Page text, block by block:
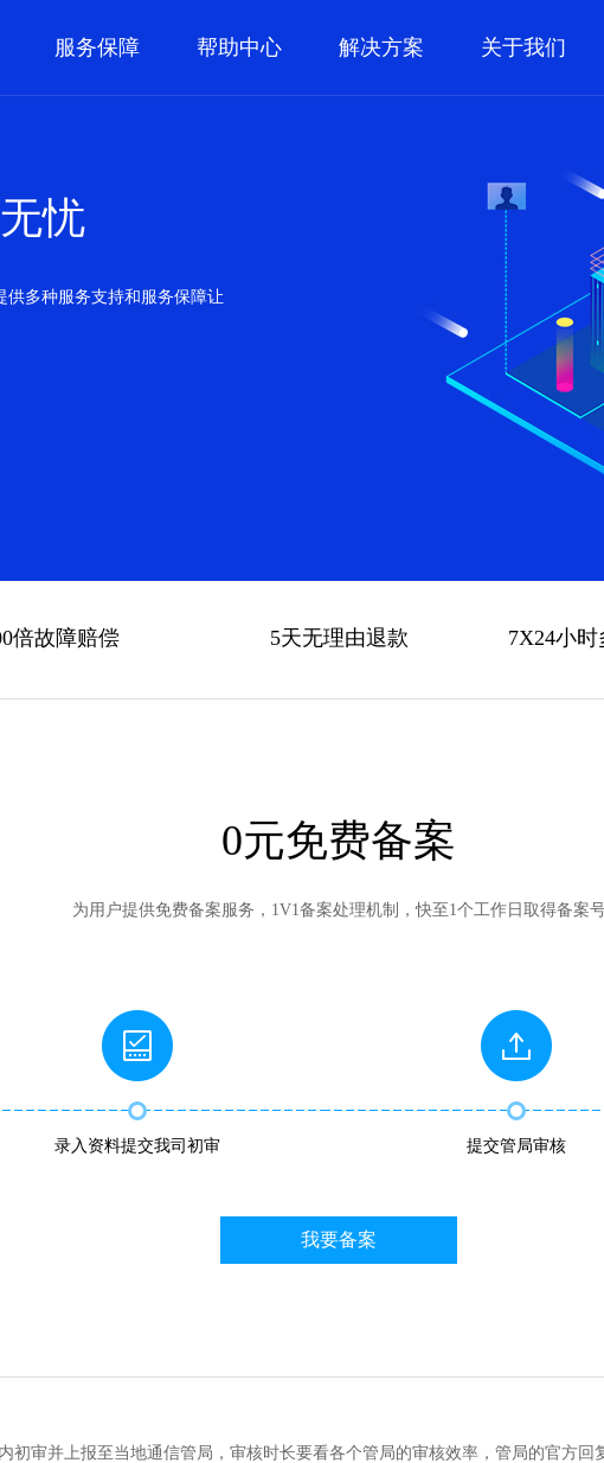
服务保障 帮助中心 解决方案 关于我们
忧
供多种服务支持和服务保障让
倍故障赔偿 5天无理由退款 7X24小
0元免费备案
为用户提供免费备案服务，1V1备案处理机制，快至1个工作日取得备案
录入资料提交我司初审 提交管局审核
我要备案
初审并上报至当地通信管局，审核时长要看各个管局的审核效率，管局的官方